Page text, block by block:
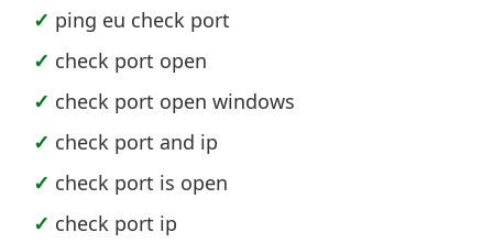
ping eu check port
check port open
check port open windows
check port and ip
check port is open
check port ip